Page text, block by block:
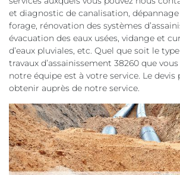
et diagnostic de canalisation,
forage, rénovation des systèmes
évacuation des eaux usées, vidange et
d’eaux pluviales, etc. Quel que soit le
travaux d’assainissement 38260 que
notre équipe est à votre service. Le devis
obtenir auprès de notre service.